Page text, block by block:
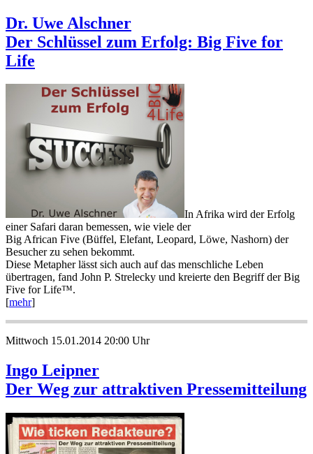
Dr. Uwe Alschner
Der Schlüssel zum Erfolg: Big Five for
Life
In Afrika wird der Erfolg
einer Safari daran bemessen, wie viele der
Big African Five (Büffel, Elefant, Leopard, Löwe, Nashorn) der
Besucher zu sehen bekommt.
Diese Metapher lässt sich auch auf das menschliche Leben
übertragen, fand John P. Strelecky und kreierte den Begriff der Big
Five for Life™.
[mehr]
Mittwoch 15.01.2014 20:00 Uhr
Ingo Leipner
Der Weg zur attraktiven Pressemitteilung